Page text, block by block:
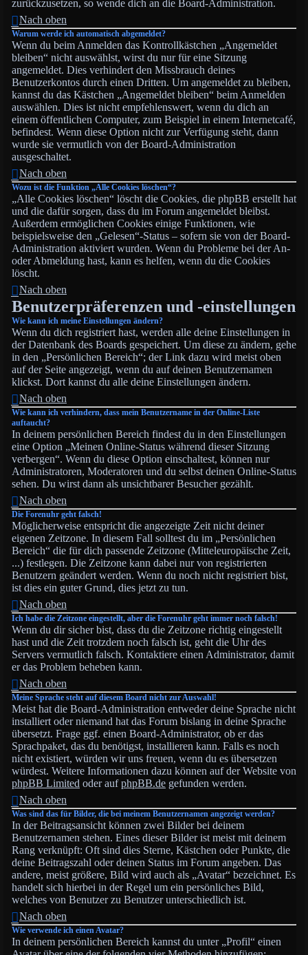
zurückzusetzen, so wende dich an die Board-Administration.
Nach oben
Warum werde ich automatisch abgemeldet?
Wenn du beim Anmelden das Kontrollkästchen „Angemeldet
bleiben“ nicht auswählst, wirst du nur für eine Sitzung
angemeldet. Dies verhindert den Missbrauch deines
Benutzerkontos durch einen Dritten. Um angemeldet zu bleiben,
kannst du das Kästchen „Angemeldet bleiben“ beim Anmelden
auswählen. Dies ist nicht empfehlenswert, wenn du dich an
einem öffentlichen Computer, zum Beispiel in einem Internetcafé,
befindest. Wenn diese Option nicht zur Verfügung steht, dann
wurde sie vermutlich von der Board-Administration
ausgeschaltet.
Nach oben
Wozu ist die Funktion „Alle Cookies löschen“?
„Alle Cookies löschen“ löscht die Cookies, die phpBB erstellt hat
und die dafür sorgen, dass du im Forum angemeldet bleibst.
Außerdem ermöglichen Cookies einige Funktionen, wie
beispielsweise den „Gelesen“-Status – sofern sie von der Board-
Administration aktiviert wurden. Wenn du Probleme bei der An-
oder Abmeldung hast, kann es helfen, wenn du die Cookies
löscht.
Nach oben
Benutzerpräferenzen und -einstellungen
Wie kann ich meine Einstellungen ändern?
Wenn du dich registriert hast, werden alle deine Einstellungen in
der Datenbank des Boards gespeichert. Um diese zu ändern, gehe
in den „Persönlichen Bereich“; der Link dazu wird meist oben
auf der Seite angezeigt, wenn du auf deinen Benutzernamen
klickst. Dort kannst du alle deine Einstellungen ändern.
Nach oben
Wie kann ich verhindern, dass mein Benutzername in der Online-Liste
auftaucht?
In deinem persönlichen Bereich findest du in den Einstellungen
eine Option „Meinen Online-Status während dieser Sitzung
verbergen“. Wenn du diese Option einschaltest, können nur
Administratoren, Moderatoren und du selbst deinen Online-Status
sehen. Du wirst dann als unsichtbarer Besucher gezählt.
Nach oben
Die Forenuhr geht falsch!
Möglicherweise entspricht die angezeigte Zeit nicht deiner
eigenen Zeitzone. In diesem Fall solltest du im „Persönlichen
Bereich“ die für dich passende Zeitzone (Mitteleuropäische Zeit,
...) festlegen. Die Zeitzone kann dabei nur von registrierten
Benutzern geändert werden. Wenn du noch nicht registriert bist,
ist dies ein guter Grund, dies jetzt zu tun.
Nach oben
Ich habe die Zeitzone eingestellt, aber die Forenuhr geht immer noch falsch!
Wenn du dir sicher bist, dass du die Zeitzone richtig eingestellt
hast und die Zeit trotzdem noch falsch ist, geht die Uhr des
Servers vermutlich falsch. Kontaktiere einen Administrator, damit
er das Problem beheben kann.
Nach oben
Meine Sprache steht auf diesem Board nicht zur Auswahl!
Meist hat die Board-Administration entweder deine Sprache nicht
installiert oder niemand hat das Forum bislang in deine Sprache
übersetzt. Frage ggf. einen Board-Administrator, ob er das
Sprachpaket, das du benötigst, installieren kann. Falls es noch
nicht existiert, würden wir uns freuen, wenn du es übersetzen
würdest. Weitere Informationen dazu können auf der Website von
phpBB Limited oder aufphpBB.de gefunden werden.
Nach oben
Was sind das für Bilder, die bei meinem Benutzernamen angezeigt werden?
In der Beitragsansicht können zwei Bilder bei deinem
Benutzernamen stehen. Eines dieser Bilder ist meist mit deinem
Rang verknüpft: Oft sind dies Sterne, Kästchen oder Punkte, die
deine Beitragszahl oder deinen Status im Forum angeben. Das
andere, meist größere, Bild wird auch als „Avatar“ bezeichnet. Es
handelt sich hierbei in der Regel um ein persönliches Bild,
welches von Benutzer zu Benutzer unterschiedlich ist.
Nach oben
Wie verwende ich einen Avatar?
In deinem persönlichen Bereich kannst du unter „Profil“ einen